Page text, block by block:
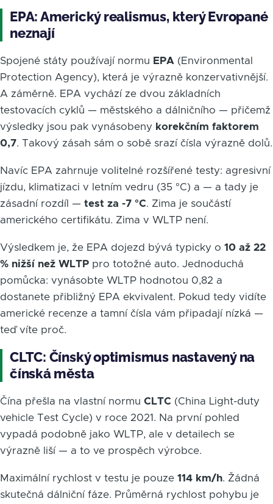
EPA: Americký realismus, který Evropané
neznají
Spojené státy používají normu EPA (Environmental
Protection Agency), která je výrazně konzervativnější.
A záměrně. EPA vychází ze dvou základních
testovacích cyklů — městského a dálničního — přičemž
výsledky jsou pak vynásobeny korekčním faktorem
0,7. Takový zásah sám o sobě srazí čísla výrazně dolů.
Navíc EPA zahrnuje volitelné rozšířené testy: agresivní
jízdu, klimatizaci v letním vedru (35 °C) a — a tady je
zásadní rozdíl — test za -7 °C. Zima je součástí
amerického certifikátu. Zima v WLTP není.
Výsledkem je, že EPA dojezd bývá typicky o 10 až 22
% nižší než WLTP pro totožné auto. Jednoduchá
pomůcka: vynásobte WLTP hodnotou 0,82 a
dostanete přibližný EPA ekvivalent. Pokud tedy vidíte
americké recenze a tamní čísla vám připadají nízká —
teď víte proč.
CLTC: Čínský optimismus nastavený na
čínská města
Čína přešla na vlastní normu CLTC (China Light-duty
vehicle Test Cycle) v roce 2021. Na první pohled
vypadá podobně jako WLTP, ale v detailech se
výrazně liší — a to ve prospěch výrobce.
Maximální rychlost v testu je pouze 114 km/h. Žádná
skutečná dálniční fáze. Průměrná rychlost pohybu je